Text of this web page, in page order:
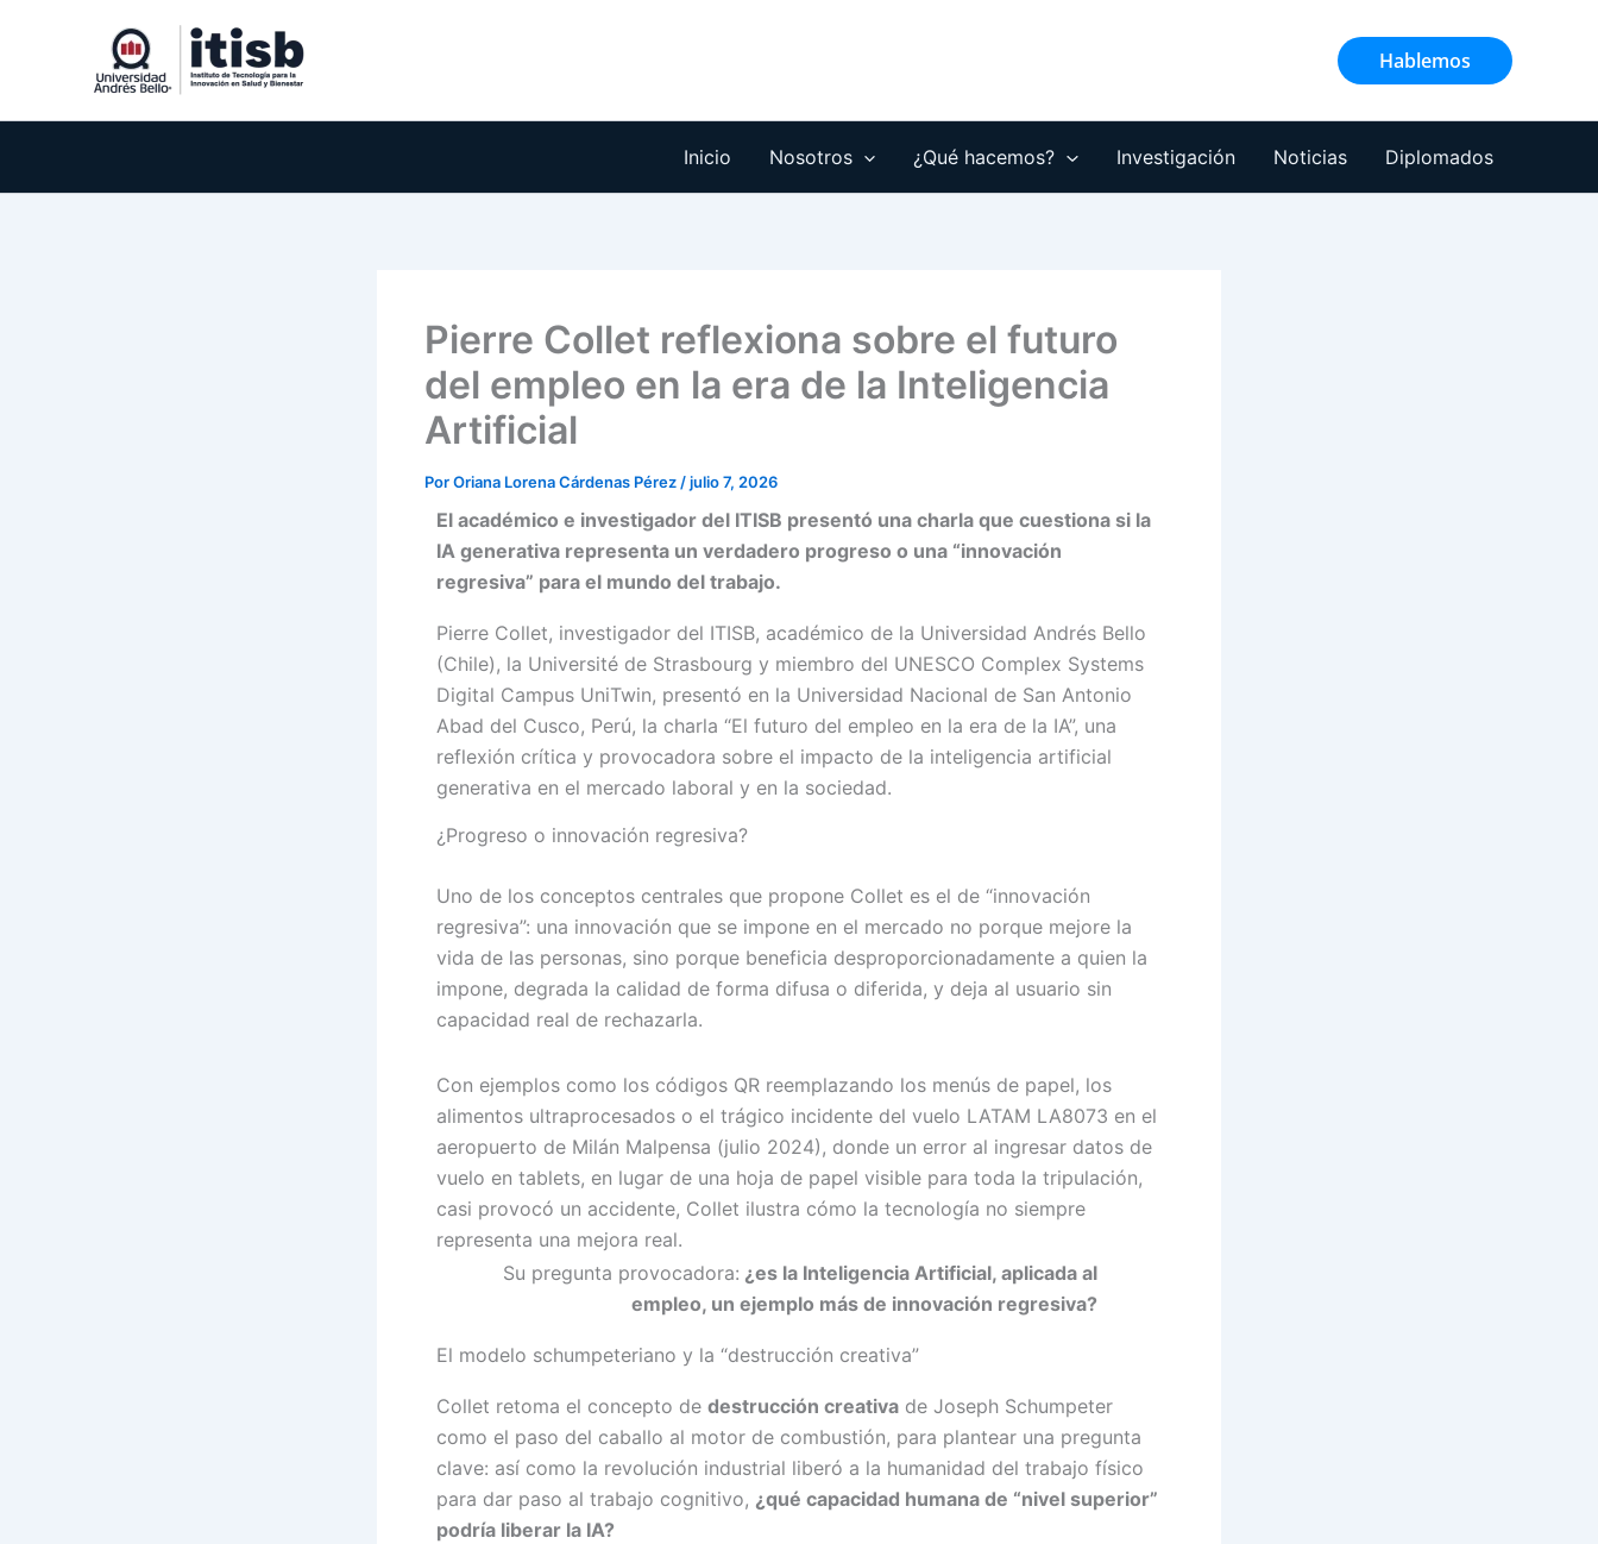
Hablemos
Inicio Nosotros ¿Qué hacemos? Investigación Noticias Diplomados
Pierre Collet reflexiona sobre el futuro
del empleo en la era de la Inteligencia
Artificial
PorOriana Lorena Cárdenas Pérez /julio 7, 2026
El académico e investigador del ITISB presentó una charla que cuestiona si la
IA generativa representa un verdadero progreso o una “innovación
regresiva” para el mundo del trabajo.
Pierre Collet, investigador del ITISB, académico de la Universidad Andrés Bello
(Chile), la Université de Strasbourg y miembro del UNESCO Complex Systems
Digital Campus UniTwin, presentó en la Universidad Nacional de San Antonio
Abad del Cusco, Perú, la charla “El futuro del empleo en la era de la IA”, una
reflexión crítica y provocadora sobre el impacto de la inteligencia artificial
generativa en el mercado laboral y en la sociedad.
¿Progreso o innovación regresiva?
Uno de los conceptos centrales que propone Collet es el de “innovación
regresiva”: una innovación que se impone en el mercado no porque mejore la
vida de las personas, sino porque beneficia desproporcionadamente a quien la
impone, degrada la calidad de forma difusa o diferida, y deja al usuario sin
capacidad real de rechazarla.
Con ejemplos como los códigos QR reemplazando los menús de papel, los
alimentos ultraprocesados o el trágico incidente del vuelo LATAM LA8073 en el
aeropuerto de Milán Malpensa (julio 2024), donde un error al ingresar datos de
vuelo en tablets, en lugar de una hoja de papel visible para toda la tripulación,
casi provocó un accidente, Collet ilustra cómo la tecnología no siempre
representa una mejora real.
Su pregunta provocadora: ¿es la Inteligencia Artificial, aplicada al
empleo, un ejemplo más de innovación regresiva?
El modelo schumpeteriano y la “destrucción creativa”
Collet retoma el concepto de destrucción creativa de Joseph Schumpeter
como el paso del caballo al motor de combustión, para plantear una pregunta
clave: así como la revolución industrial liberó a la humanidad del trabajo físico
para dar paso al trabajo cognitivo, ¿qué capacidad humana de “nivel superior”
podría liberar la IA?